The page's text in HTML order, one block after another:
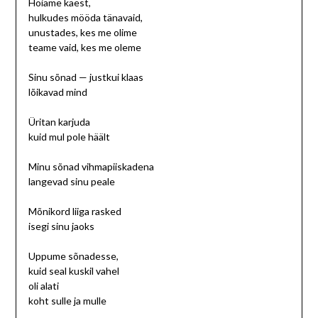
Hoiame käest,
hulkudes mööda tänavaid,
unustades, kes me olime
teame vaid, kes me oleme
Sinu sõnad — justkui klaas
lõikavad mind
Üritan karjuda
kuid mul pole häält
Minu sõnad vihmapiiskadena
langevad sinu peale
Mõnikord liiga rasked
isegi sinu jaoks
Uppume sõnadesse,
kuid seal kuskil vahel
oli alati
koht sulle ja mulle